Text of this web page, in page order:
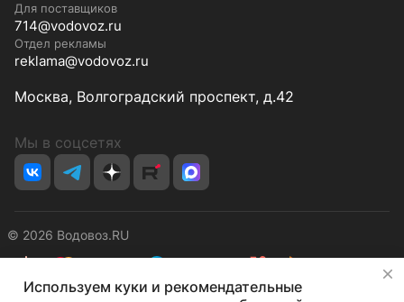
Для поставщиков
714@vodovoz.ru
Отдел рекламы
reklama@vodovoz.ru
Москва, Волгоградский проспект, д.42
Мы в соцсетях
© 2026 Водовоз.RU
КонфиденциальностьОферта
Используем куки и рекомендательные